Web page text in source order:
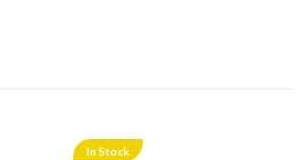
In Stock